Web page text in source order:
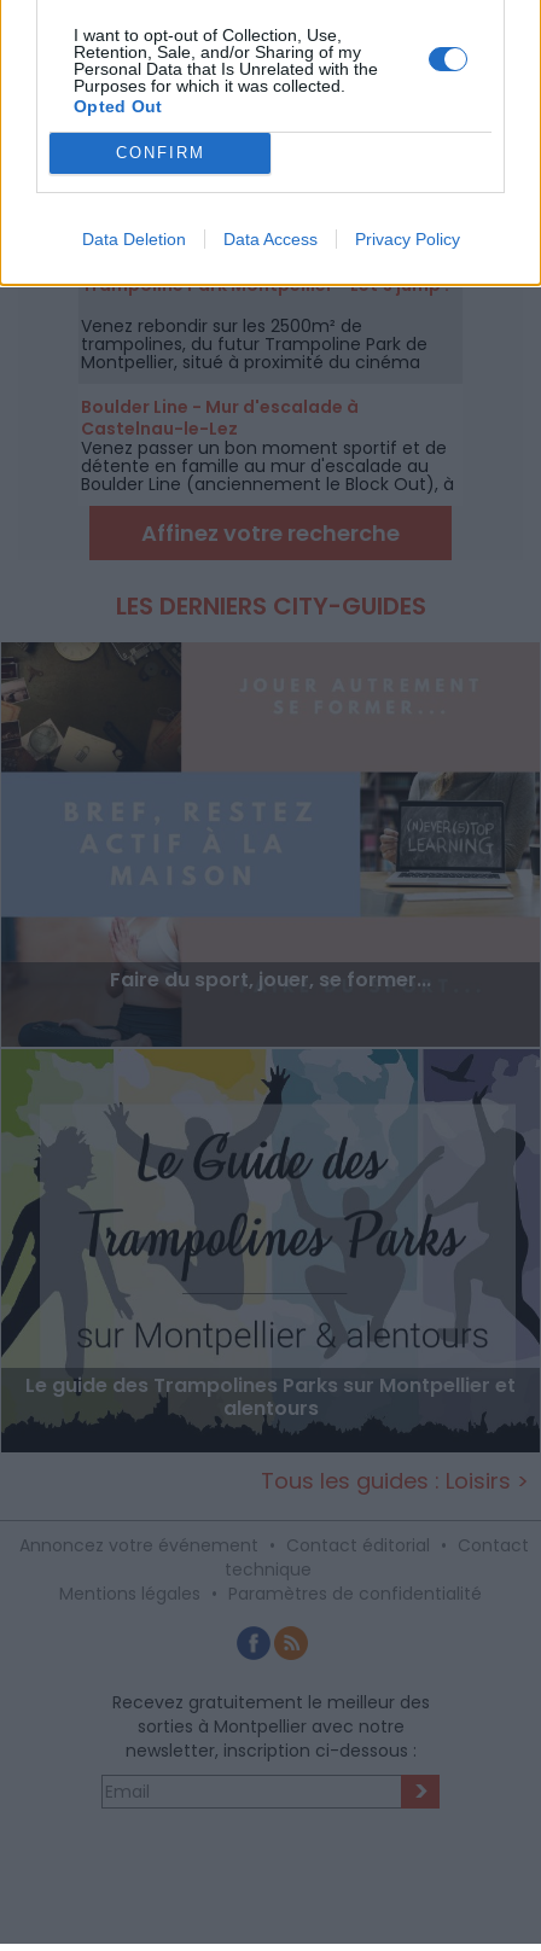
I want to opt-out of Collection, Use,
Retention, Sale, and/or Sharing of my
Personal Data that Is Unrelated with the
Purposes for which it was collected.
Opted Out
CONFIRM
Data Deletion Data Access Privacy Policy
Aujourd'hui Demain
Ce week-end
Trampoline Park You Jump - Odysseum
Montpellier Odysseum pour profiter des
Trampoline Park Montpellier - Let's jump !
Venez rebondir sur les 2500m² de
trampolines, du futur Trampoline Park de
Montpellier, situé à proximité du cinéma
Boulder Line - Mur d'escalade à
Castelnau-le-Lez
Venez passer un bon moment sportif et de
détente en famille au mur d'escalade au
Boulder Line (anciennement le Block Out), à
coté de Montpellier.
Affinez votre recherche
LES DERNIERS CITY-GUIDES
Faire du sport, jouer, se former...
Le guide des Trampolines Parks sur Montpellier et
alentours
Tous les guides : Loisirs >
Annoncez votre événement • Contact éditorial • Contact
technique
Mentions légales • Paramètres de confidentialité
Recevez gratuitement le meilleur des
sorties à Montpellier avec notre
newsletter, inscription ci-dessous :
>